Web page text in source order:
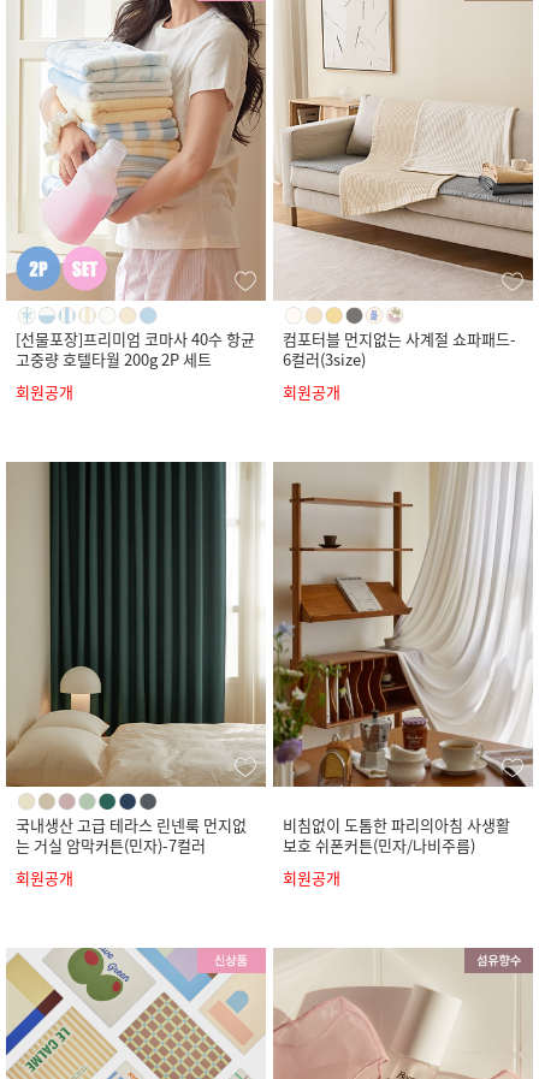
[선물포장]프리미엄 코마사 40수 항균
고중량 호텔타월 200g 2P 세트
회원공개
컴포터블 먼지없는 사계절 쇼파패드-
6컬러(3size)
회원공개
국내생산 고급 테라스 린넨룩 먼지없
는 거실 암막커튼(민자)-7컬러
회원공개
비침없이 도톰한 파리의아침 사생활
보호 쉬폰커튼(민자/나비주름)
회원공개